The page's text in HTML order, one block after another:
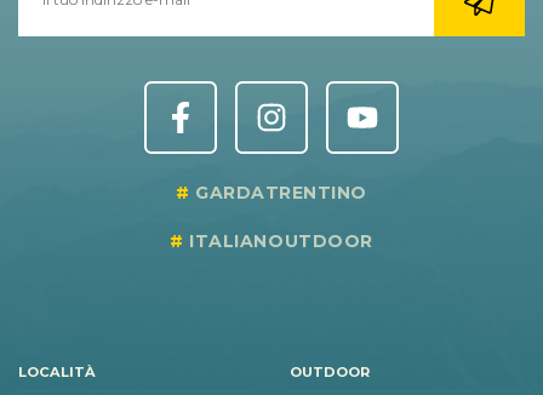
GARDATRENTINO
ITALIANOUTDOOR
LOCALITÀ OUTDOOR